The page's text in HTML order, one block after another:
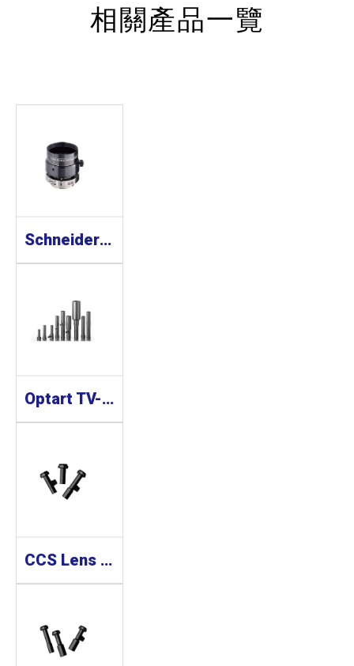
相關產品一覽
Schneider Optics Xenoplan 1.3” 工業鏡頭
Optart TV-X/TV-XE Series(Small Mount) 工業鏡頭
CCS Lens 工業鏡頭 SE-65 Series